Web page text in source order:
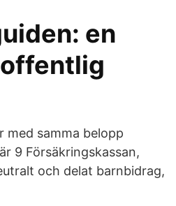
en
med samma belopp
9 Försäkringskassan,
och delat barnbidrag,